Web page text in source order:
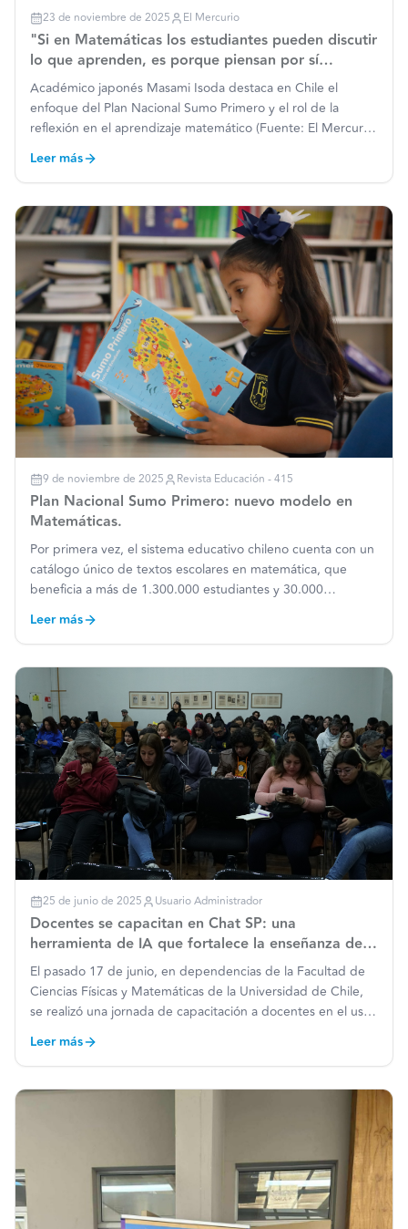
23 de noviembre de 2025 El Mercurio
"Si en Matemáticas los estudiantes pueden discutir
lo que aprenden, es porque piensan por sí
mismos"
Académico japonés Masami Isoda destaca en Chile el
enfoque del Plan Nacional Sumo Primero y el rol de la
reflexión en el aprendizaje matemático (Fuente: El Mercurio,
reflexión y el pensamiento lógico a partir de la resolución
d…
Leer más
9 de noviembre de 2025 Revista Educación - 415
Plan Nacional Sumo Primero: nuevo modelo en
Matemáticas.
Por primera vez, el sistema educativo chileno cuenta con un
catálogo único de textos escolares en matemática, que
beneficia a más de 1.300.000 estudiantes y 30.000
que fue distribuido a alumnos y alumnas de 1º a 6º básico
d…
Leer más
25 de junio de 2025 Usuario Administrador
Docentes se capacitan en Chat SP: una
herramienta de IA que fortalece la enseñanza de
la matemática
El pasado 17 de junio, en dependencias de la Facultad de
Ciencias Físicas y Matemáticas de la Universidad de Chile,
se realizó una jornada de capacitación a docentes en el uso
desarrollada por el equipo del Laboratorio de Edu
Leer más